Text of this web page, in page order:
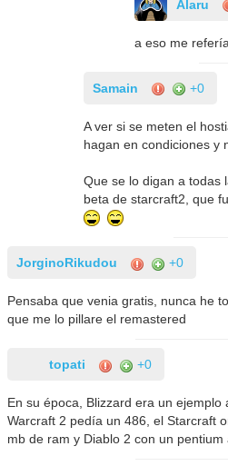
Alaru
a eso me
Samain +0
A ver si se meten el
hagan en condiciones y
Que se lo digan a todas
beta de starcraft2, que
JorginoRikudou +0
Pensaba que venia gratis, nunca he
que me lo pillare el remastered
topati +0
En su época, Blizzard era un ejemplo
Warcraft 2 pedía un 486, el Starcraft
mb de ram y Diablo 2 con un pentium